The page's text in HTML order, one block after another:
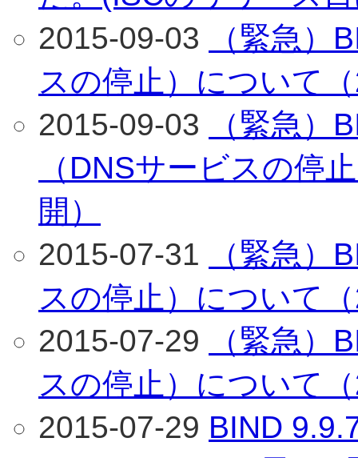
2015-09-03
（緊急）
スの停止）について
2015-09-03
（緊急）
（DNSサービスの停
開）
2015-07-31
（緊急）
スの停止）について
2015-07-29
（緊急）
スの停止）について
2015-07-29 BIND